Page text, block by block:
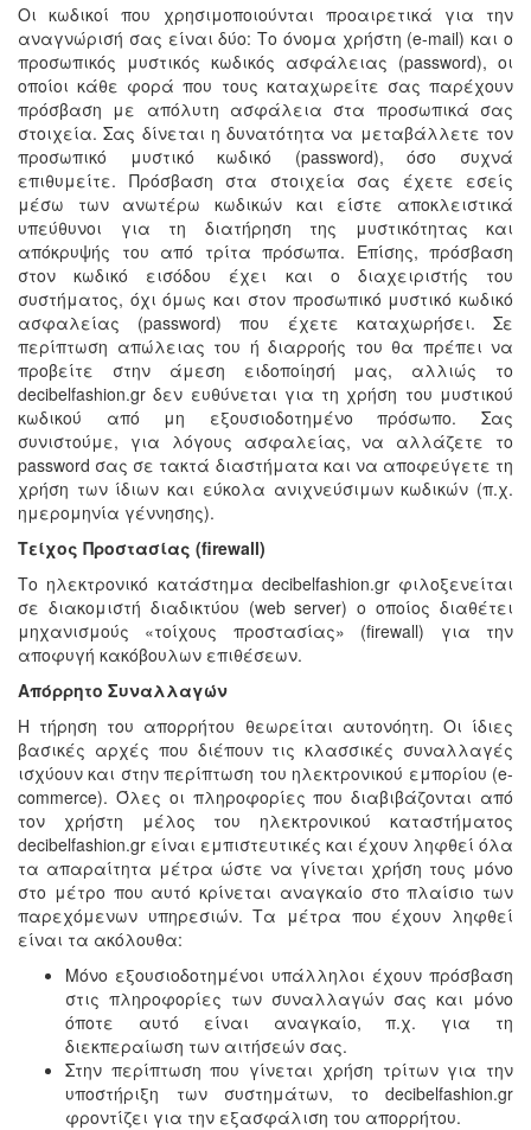
Οι κωδικοί που χρησιμοποιούνται προαιρετικά για την
αναγνώρισή σας είναι δύο: Το όνομα χρήστη (e-mail) και ο
προσωπικός μυστικός κωδικός ασφάλειας (password), οι
οποίοι κάθε φορά που τους καταχωρείτε σας παρέχουν
πρόσβαση με απόλυτη ασφάλεια στα προσωπικά σας
στοιχεία. Σας δίνεται η δυνατότητα να μεταβάλλετε τον
προσωπικό μυστικό κωδικό (password), όσο συχνά
επιθυμείτε. Πρόσβαση στα στοιχεία σας έχετε εσείς
μέσω των ανωτέρω κωδικών και είστε αποκλειστικά
υπεύθυνοι για τη διατήρηση της μυστικότητας και
απόκρυψής του από τρίτα πρόσωπα. Επίσης, πρόσβαση
στον κωδικό εισόδου έχει και ο διαχειριστής του
συστήματος, όχι όμως και στον προσωπικό μυστικό κωδικό
ασφαλείας (password) που έχετε καταχωρήσει. Σε
περίπτωση απώλειας του ή διαρροής του θα πρέπει να
προβείτε στην άμεση ειδοποίησή μας, αλλιώς το
decibelfashion.gr δεν ευθύνεται για τη χρήση του μυστικού
κωδικού από μη εξουσιοδοτημένο πρόσωπο. Σας
συνιστούμε, για λόγους ασφαλείας, να αλλάζετε το
password σας σε τακτά διαστήματα και να αποφεύγετε τη
χρήση των ίδιων και εύκολα ανιχνεύσιμων κωδικών (π.χ.
ημερομηνία γέννησης).
Τείχος Προστασίας (firewall)
Το ηλεκτρονικό κατάστημα decibelfashion.gr φιλοξενείται
σε διακομιστή διαδικτύου (web server) ο οποίος διαθέτει
μηχανισμούς «τοίχους προστασίας» (firewall) για την
αποφυγή κακόβουλων επιθέσεων.
Απόρρητο Συναλλαγών
Η τήρηση του απορρήτου θεωρείται αυτονόητη. Οι ίδιες
βασικές αρχές που διέπουν τις κλασσικές συναλλαγές
ισχύουν και στην περίπτωση του ηλεκτρονικού εμπορίου (e-
commerce). Όλες οι πληροφορίες που διαβιβάζονται από
τον χρήστη μέλος του ηλεκτρονικού καταστήματος
decibelfashion.gr είναι εμπιστευτικές και έχουν ληφθεί όλα
τα απαραίτητα μέτρα ώστε να γίνεται χρήση τους μόνο
στο μέτρο που αυτό κρίνεται αναγκαίο στο πλαίσιο των
παρεχόμενων υπηρεσιών. Τα μέτρα που έχουν ληφθεί
είναι τα ακόλουθα:
Μόνο εξουσιοδοτημένοι υπάλληλοι έχουν πρόσβαση
στις πληροφορίες των συναλλαγών σας και μόνο
όποτε αυτό είναι αναγκαίο, π.χ. για τη
διεκπεραίωση των αιτήσεών σας.
Στην περίπτωση που γίνεται χρήση τρίτων για την
υποστήριξη των συστημάτων, το decibelfashion.gr
φροντίζει για την εξασφάλιση του απορρήτου.